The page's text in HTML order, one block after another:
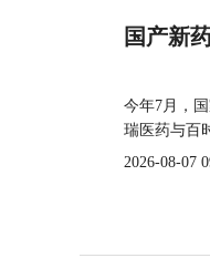
国产新
今年7月，
瑞医药与百
2026-08-07